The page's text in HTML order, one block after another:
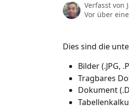
Verfasst von
Vor über
Dies sind die
Bilder (.JPG,
Tragbares
Dokument